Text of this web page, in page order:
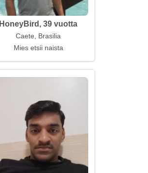
HoneyBird, 39 vuotta
Caete, Brasilia
Mies etsii naista